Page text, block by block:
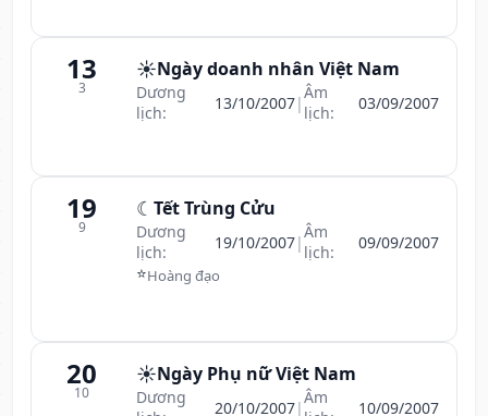
13
3
☀️Ngày doanh nhân Việt Nam
Dương
lịch:
13/10/2007|Âm
lịch:
03/09/2007
19
9
☾ Tết Trùng Cửu
Dương
lịch:
19/10/2007|Âm
lịch:
09/09/2007
⭐Hoàng đạo
20
10
☀️Ngày Phụ nữ Việt Nam
Dương
20/10/2007|Âm
10/09/2007